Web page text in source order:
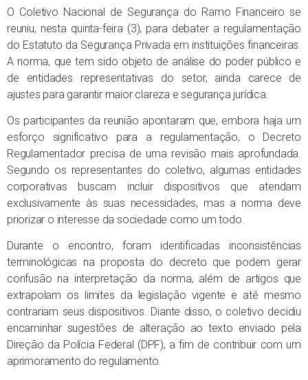
O Coletivo Nacional de Segurança do Ramo Financeiro se
reuniu, nesta quinta-feira (3), para debater a regulamentação
do Estatuto da Segurança Privada em instituições financeiras.
A norma, que tem sido objeto de análise do poder público e
de entidades representativas do setor, ainda carece de
ajustes para garantir maior clareza e segurança jurídica.
Os participantes da reunião apontaram que, embora haja um
esforço significativo para a regulamentação, o Decreto
Regulamentador precisa de uma revisão mais aprofundada.
Segundo os representantes do coletivo, algumas entidades
corporativas buscam incluir dispositivos que atendam
exclusivamente às suas necessidades, mas a norma deve
priorizar o interesse da sociedade como um todo.
Durante o encontro, foram identificadas inconsistências
terminológicas na proposta do decreto que podem gerar
confusão na interpretação da norma, além de artigos que
extrapolam os limites da legislação vigente e até mesmo
contrariam seus dispositivos. Diante disso, o coletivo decidiu
encaminhar sugestões de alteração ao texto enviado pela
Direção da Polícia Federal (DPF), a fim de contribuir com um
aprimoramento do regulamento.